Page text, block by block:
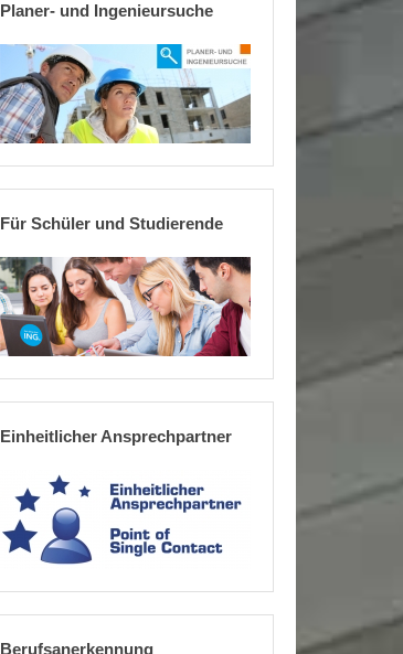
Planer- und Ingenieursuche
Für Schüler und Studierende
Einheitlicher Ansprechpartner
Berufsanerkennung